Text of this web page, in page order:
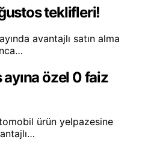
teklifleri!
avantajlı satın alma
özel 0 faiz
ürün yelpazesine